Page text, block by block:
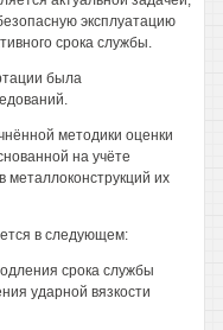
эксплуатацию
срока службы.
была
методики оценки
на учёте
металлоконструкций их
в следующем:
срока службы
ударной вязкости